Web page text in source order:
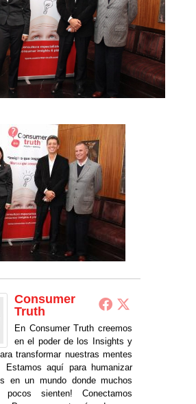
Consumer
Truth
En Consumer Truth creemos
en el poder de los Insights y
transformar nuestras mentes
Estamos aquí para humanizar
en un mundo donde muchos
sienten! Conectamos